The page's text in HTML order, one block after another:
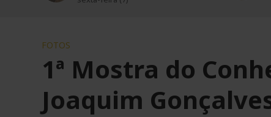
FOTOS
1ª Mostra do
Joaquim